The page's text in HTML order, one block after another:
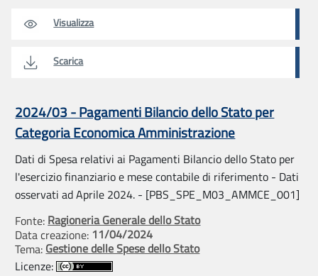
Visualizza
Scarica
2024/03 - Pagamenti Bilancio dello Stato per
Categoria Economica Amministrazione
Dati di Spesa relativi ai Pagamenti Bilancio dello Stato per
l'esercizio finanziario e mese contabile di riferimento - Dati
osservati ad Aprile 2024. - [PBS_SPE_M03_AMMCE_001]
Fonte: Ragioneria Generale dello Stato
Data creazione: 11/04/2024
Tema: Gestione delle Spese dello Stato
Licenze: